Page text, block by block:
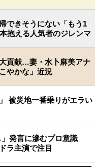
できそうにない「もう1
抱える人気者のジレンマ
貢献…妻・水卜麻美アナ
やかな」近況
被災地一番乗りがエラい
発言に滲むプロ意識
ラ主演で注目